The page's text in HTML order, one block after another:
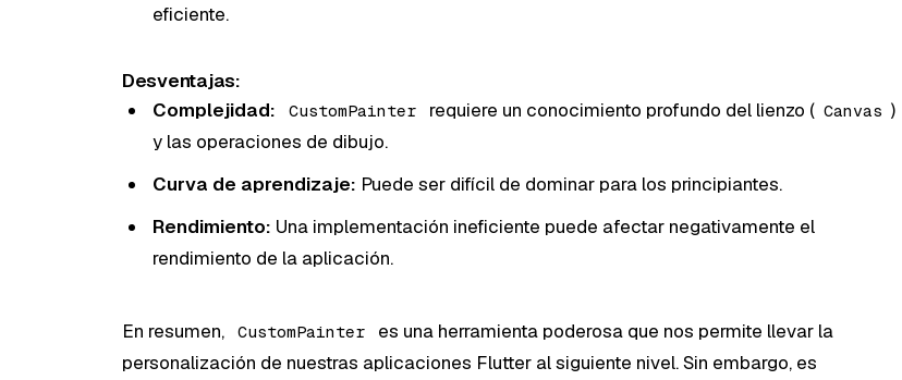
eficiente.
Desventajas:
Complejidad:
CustomPainter requiere un conocimiento profundo del lienzo ( Canvas )
y las operaciones de dibujo.
Curva de aprendizaje: Puede ser difícil de dominar para los principiantes.
Rendimiento: Una implementación ineficiente puede afectar negativamente el
rendimiento de la aplicación.
En resumen, CustomPainter
es una herramienta poderosa que nos permite llevar la
personalización de nuestras aplicaciones Flutter al siguiente nivel. Sin embargo, es